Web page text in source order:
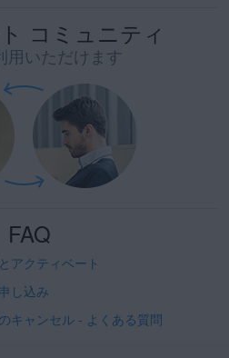
コミュニティ
用いただけます
FAQ
アクティベート
し込み
キャンセル - よくある質問